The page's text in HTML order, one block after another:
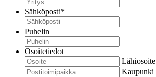
Sähköposti*
Puhelin
Osoitetiedot
Lähiosoite
Kaupunki